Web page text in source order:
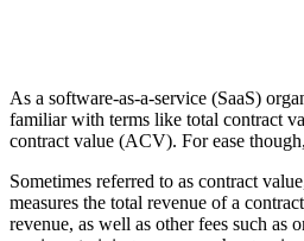
As a software-as-a-service (SaaS)
familiar with terms like total contract
contract value (ACV). For ease
Sometimes referred to as contract
measures the total revenue of a
revenue, as well as other fees such as